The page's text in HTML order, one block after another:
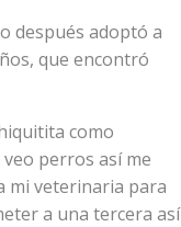
después adoptó a
que encontró
como
perros así me
mi veterinaria para
a una tercera así